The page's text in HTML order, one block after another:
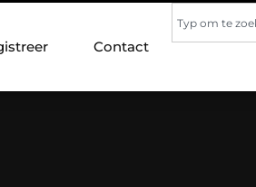
Contact